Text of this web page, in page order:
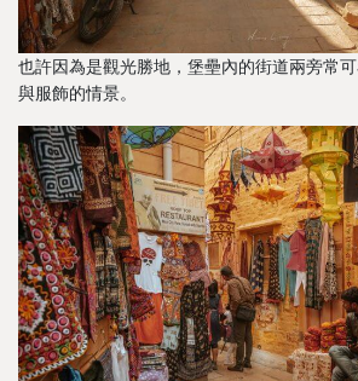
也許因為是觀光勝地，堡壘內的街道兩旁常
與服飾的情景。